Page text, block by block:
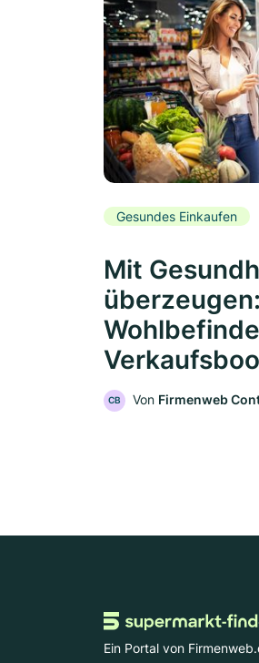
Gesundes Einkaufen
Mit
CB Von Firmenweb
Ein Portal von